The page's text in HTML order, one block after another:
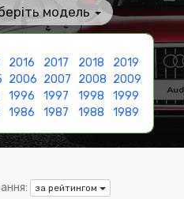
2016 2017 2018
2019
2006 2007 2008 2009
1996 1997 1998
1999
1986 1987 1988 1989
модель
за рейтингом